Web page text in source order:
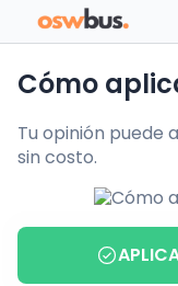
Cómo
Tu opinión puede
sin costo.